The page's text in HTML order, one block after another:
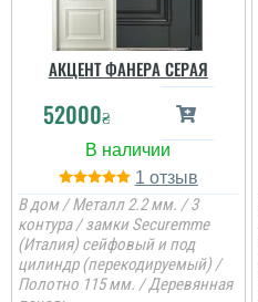
АКЦЕНТ ФАНЕРА СЕРАЯ
52000₴
1
В дом / Металл 2.2 мм. / 3
контура / замки Securemme
(Италия) сейфовый и под
цилиндр (перекодируемый) /
Полотно 115 мм. / Деревянная